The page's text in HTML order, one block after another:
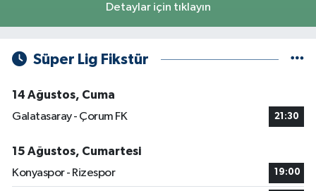
Detaylar için tıklayın
Süper Lig Fikstür
14 Ağustos, Cuma
Galatasaray - Çorum FK
21:30
15 Ağustos, Cumartesi
Konyaspor - Rizespor
19:00